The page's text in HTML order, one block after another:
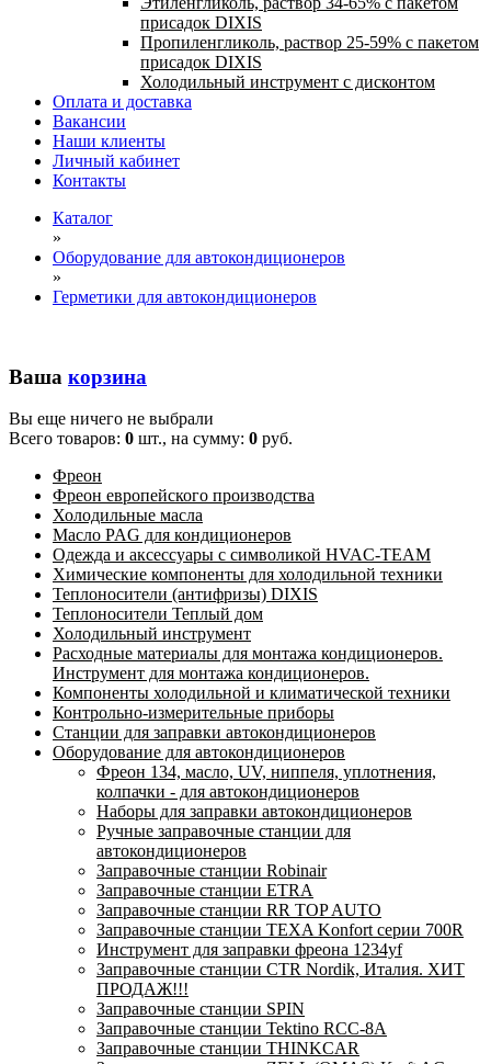
присадок DIXIS
Пропиленгликоль, раствор 25-59% с пакетом
присадок DIXIS
Холодильный инструмент с дисконтом
Оплата и доставка
Вакансии
Наши клиенты
Личный кабинет
Контакты
Каталог
»
Оборудование для автокондиционеров
»
Герметики для автокондиционеров
Ваша корзина
Вы еще ничего не выбрали
Всего товаров: 0 шт., на сумму: 0 руб.
Фреон
Фреон европейского производства
Холодильные масла
Масло PAG для кондиционеров
Одежда и аксессуары с символикой HVAC-TEAM
Химические компоненты для холодильной техники
Теплоносители (антифризы) DIXIS
Теплоносители Теплый дом
Холодильный инструмент
Расходные материалы для монтажа кондиционеров.
Инструмент для монтажа кондиционеров.
Компоненты холодильной и климатической техники
Контрольно-измерительные приборы
Станции для заправки автокондиционеров
Оборудование для автокондиционеров
Фреон 134, масло, UV, ниппеля, уплотнения,
колпачки - для автокондиционеров
Наборы для заправки автокондиционеров
Ручные заправочные станции для
автокондиционеров
Заправочные станции Robinair
Заправочные станции ETRA
Заправочные станции RR TOP AUTO
Заправочные станции TEXA Konfort серии 700R
Инструмент для заправки фреона 1234yf
Заправочные станции CTR Nordik, Италия. ХИТ
ПРОДАЖ!!!
Заправочные станции SPIN
Заправочные станции Tektino RCC-8A
Заправочные станции THINKCAR